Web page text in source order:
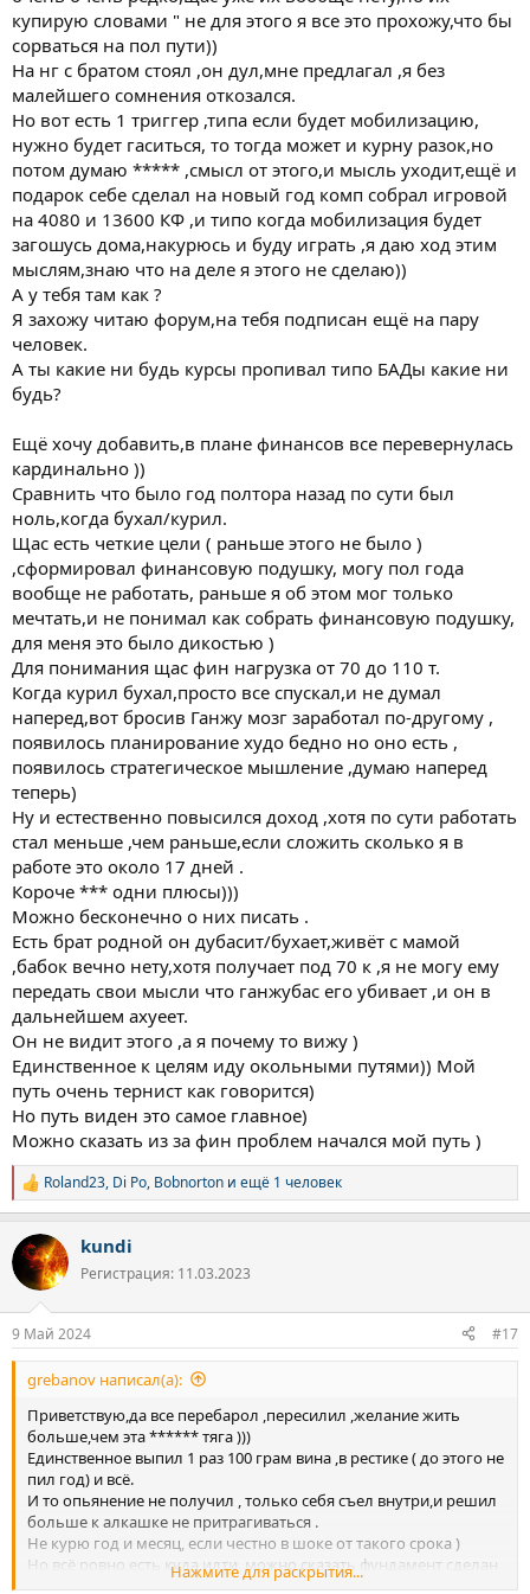
купирую словами " не для этого я все это прохожу,что бы
сорваться на пол пути))
На нг с братом стоял ,он дул,мне предлагал ,я без
малейшего сомнения откозался.
Но вот есть 1 триггер ,типа если будет мобилизацию,
нужно будет гаситься, то тогда может и курну разок,но
потом думаю ***** ,смысл от этого,и мысль уходит,ещё и
подарок себе сделал на новый год комп собрал игровой
на 4080 и 13600 КФ ,и типо когда мобилизация будет
загошусь дома,накурюсь и буду играть ,я даю ход этим
мыслям,знаю что на деле я этого не сделаю))
А у тебя там как ?
Я захожу читаю форум,на тебя подписан ещё на пару
человек.
А ты какие ни будь курсы пропивал типо БАДы какие ни
будь?
Ещё хочу добавить,в плане финансов все перевернулась
кардинально ))
Сравнить что было год полтора назад по сути был
ноль,когда бухал/курил.
Щас есть четкие цели ( раньше этого не было )
,сформировал финансовую подушку, могу пол года
вообще не работать, раньше я об этом мог только
мечтать,и не понимал как собрать финансовую подушку,
для меня это было дикостью )
Для понимания щас фин нагрузка от 70 до 110 т.
Когда курил бухал,просто все спускал,и не думал
наперед,вот бросив Ганжу мозг заработал по-другому ,
появилось планирование худо бедно но оно есть ,
появилось стратегическое мышление ,думаю наперед
теперь)
Ну и естественно повысился доход ,хотя по сути работать
стал меньше ,чем раньше,если сложить сколько я в
работе это около 17 дней .
Короче *** одни плюсы)))
Можно бесконечно о них писать .
Есть брат родной он дубасит/бухает,живёт с мамой
,бабок вечно нету,хотя получает под 70 к ,я не могу ему
передать свои мысли что ганжубас его убивает ,и он в
дальнейшем ахуеет.
Он не видит этого ,а я почему то вижу )
Единственное к целям иду окольными путями)) Мой
путь очень тернист как говорится)
Но путь виден это самое главное)
Можно сказать из за фин проблем начался мой путь )
Р
е
к
ц
и
Roland23, Di Po, Bobnorton и ещё 1 человек
kundi
Регистрация: 11.03.2023
9 Май 2024 #17
grebanov написал(а):
Приветствую,да все перебарол ,пересилил ,желание жить
больше,чем эта ****** тяга )))
Единственное выпил 1 раз 100 грам вина ,в рестике ( до этого не
пил год) и всё.
И то опьянение не получил , только себя съел внутри,и решил
больше к алкашке не притрагиваться .
Не курю год и месяц, если честно в шоке от такого срока )
Но всё ровно,есть куда идти, можно сказать фундамент сделан
Нажмите для раскрытия...